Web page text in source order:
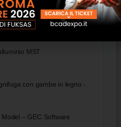
KNIPEX Caricatore vuota
MST
con gambe in legno -
– GEC Software